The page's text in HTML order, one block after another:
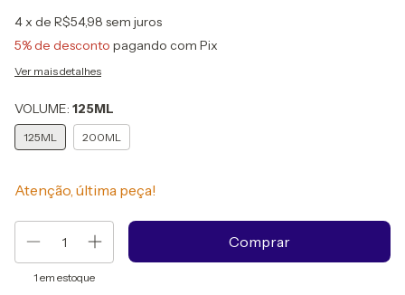
4x de R$54,98 sem juros
5% de desconto pagando com Pix
Ver mais detalhes
VOLUME: 125ML
125ML 200ML
Atenção, última peça!
1 em estoque